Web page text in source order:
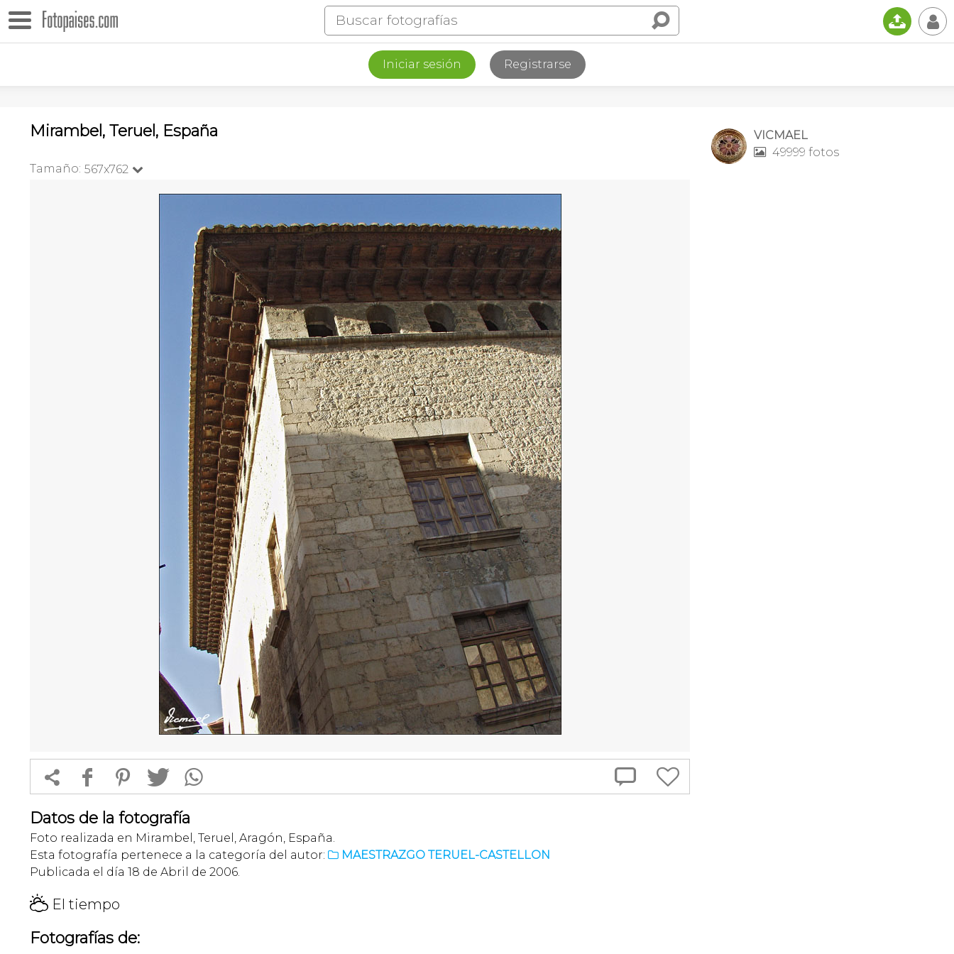
📤 👤
Iniciar sesión Registrarse
Mirambel, Teruel, España
Tamaño: 567x762 
 f 1 T  
Datos de la fotografía
Foto realizada en Mirambel, Teruel, Aragón, España.
Esta fotografía pertenece a la categoría del autor:  MAESTRAZGO TERUEL-CASTELLON
Publicada el día 18 de Abril de 2006.
H El tiempo
Fotografías de:
VICMAEL
 49999 fotos